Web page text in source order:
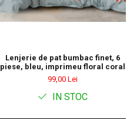
Lenjerie de pat bumbac finet, 6
piese, bleu, imprimeu floral coral
99,00 Lei
IN STOC